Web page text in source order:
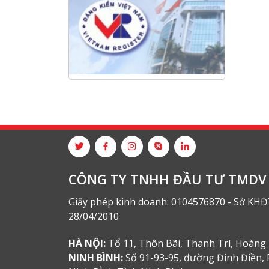
Hội nghị tổng kết công tác năm
2025 và triển khai nhiệm vụ năm
2026 do chi hội tàu du lịch Hạ
Long
NANIBI khai trương văn phòng
Tập đoàn Công nghiệp nặng Sơn
Đông tổ chức Hội nghị đối tác
toàn cầu tại Jakarta
CÔNG TY TNHH ĐẦU TƯ
Giấy phép kinh doanh: 0104576870 - Sở
28/04/2010
HÀ NỘI: Tổ 11, Thôn Bãi, Thanh Trì, Hoàng
NINH BÌNH:Số 91-93-95, đường Đinh Điền,